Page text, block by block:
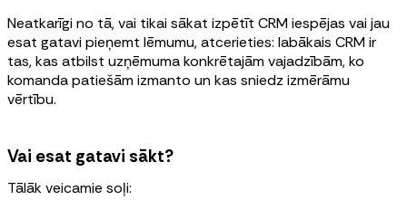
Neatkarīgi no tā, vai tikai sākat izpētīt CRM iespējas vai jau
esat gatavi pieņemt lēmumu, atcerieties: labākais CRM ir
tas, kas atbilst uzņēmuma konkrētajām vajadzībām, ko
komanda patiešām izmanto un kas sniedz izmērāmu
vērtību.
Vai esat gatavi sākt?
Tālāk veicamie soļi: